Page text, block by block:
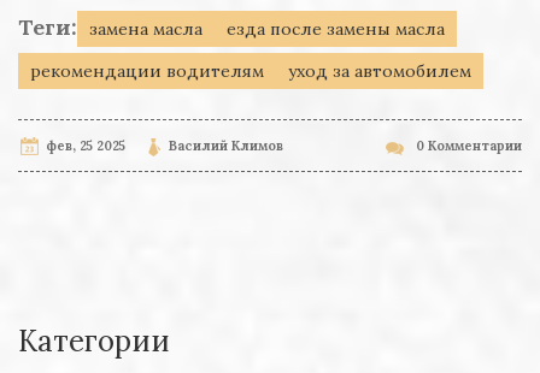
Теги: замена масла
езда после замены масла
рекомендации водителям
уход за автомобилем
фев, 25 2025 Василий Климов 0 Комментарии
Категории